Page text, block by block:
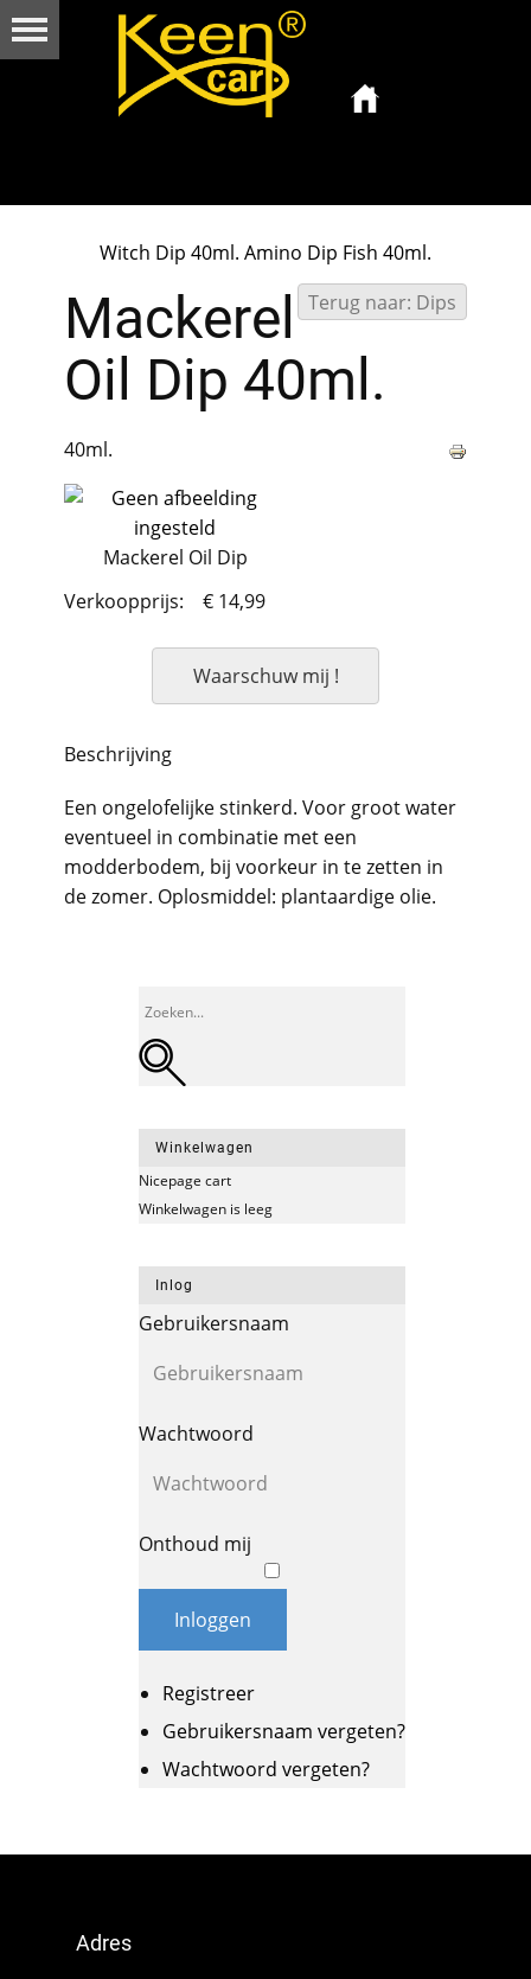
Witch Dip 40ml. Amino Dip Fish 40ml.
Terug naar: Dips
Mackerel
Oil Dip 40ml.
40ml.
Mackerel Oil Dip
Verkoopprijs:
€ 14,99
Waarschuw mij !
Beschrijving
Een ongelofelijke stinkerd. Voor groot water
eventueel in combinatie met een
modderbodem, bij voorkeur in te zetten in
de zomer. Oplosmiddel: plantaardige olie.
Winkelwagen
Nicepage cart
Winkelwagen is leeg
Inlog
Gebruikersnaam
Wachtwoord
Onthoud mij
Inloggen
Registreer
Gebruikersnaam vergeten?
Wachtwoord vergeten?
Adres